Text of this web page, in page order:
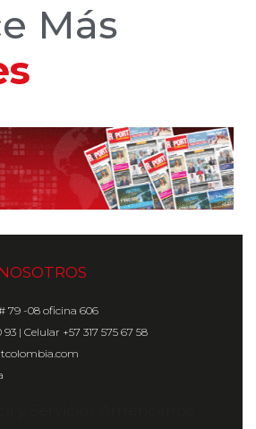
Más
79 -08 oficina 606
93 | Celular +57 317 575 67 58